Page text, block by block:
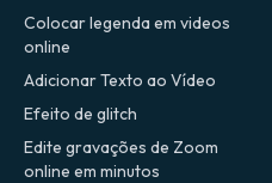
Colocar legenda em videos
online
Adicionar Texto ao Vídeo
Efeito de glitch
Edite gravações de Zoom
online em minutos